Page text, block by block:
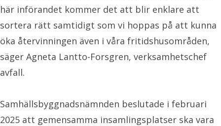
här införandet kommer det att blir enklare att
sortera rätt samtidigt som vi hoppas på att kunna
öka återvinningen även i våra fritidshusområden,
säger Agneta Lantto-Forsgren, verksamhetschef
avfall.
Samhällsbyggnadsnämnden beslutade i februari
2025 att gemensamma insamlingsplatser ska vara